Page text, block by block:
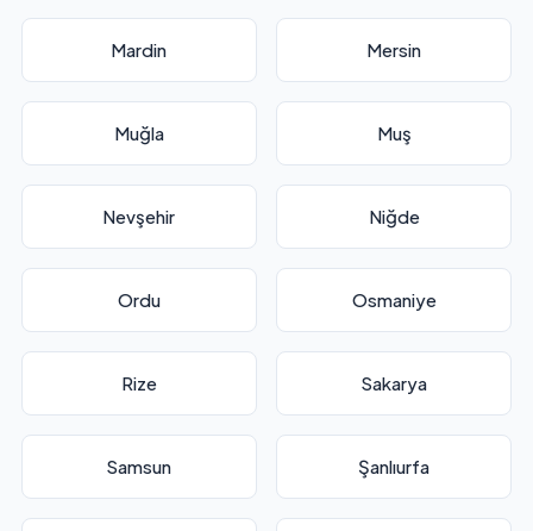
Mardin Mersin
Muğla Muş
Nevşehir Niğde
Ordu Osmaniye
Rize Sakarya
Samsun Şanlıurfa